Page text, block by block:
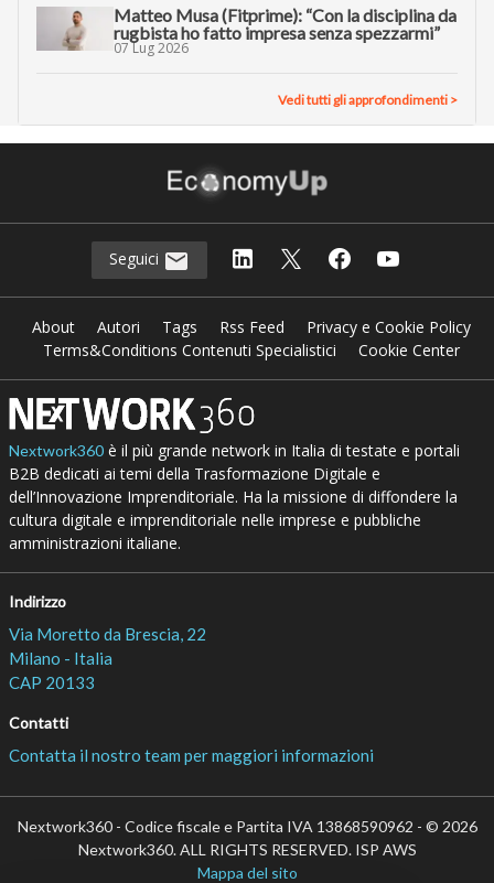
Matteo Musa (Fitprime): “Con la disciplina da
rugbista ho fatto impresa senza spezzarmi”
07 Lug 2026
Vedi tutti gli approfondimenti >
Seguici
About Autori Tags Rss Feed
Privacy e Cookie Policy
Terms&Conditions Contenuti Specialistici
Cookie Center
Nextwork360è il più grande network in Italia di testate e portali
B2B dedicati ai temi della Trasformazione Digitale e
dell’Innovazione Imprenditoriale. Ha la missione di diffondere la
cultura digitale e imprenditoriale nelle imprese e pubbliche
amministrazioni italiane.
Indirizzo
Via Moretto da Brescia, 22
Milano - Italia
CAP 20133
Contatti
Contatta il nostro team per maggiori informazioni
Nextwork360 - Codice fiscale e Partita IVA 13868590962 - © 2026
Nextwork360. ALL RIGHTS RESERVED. ISP AWS
Mappa del sito